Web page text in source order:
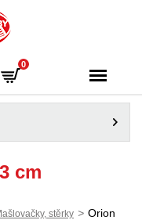
0
cm
stěrky > Orion